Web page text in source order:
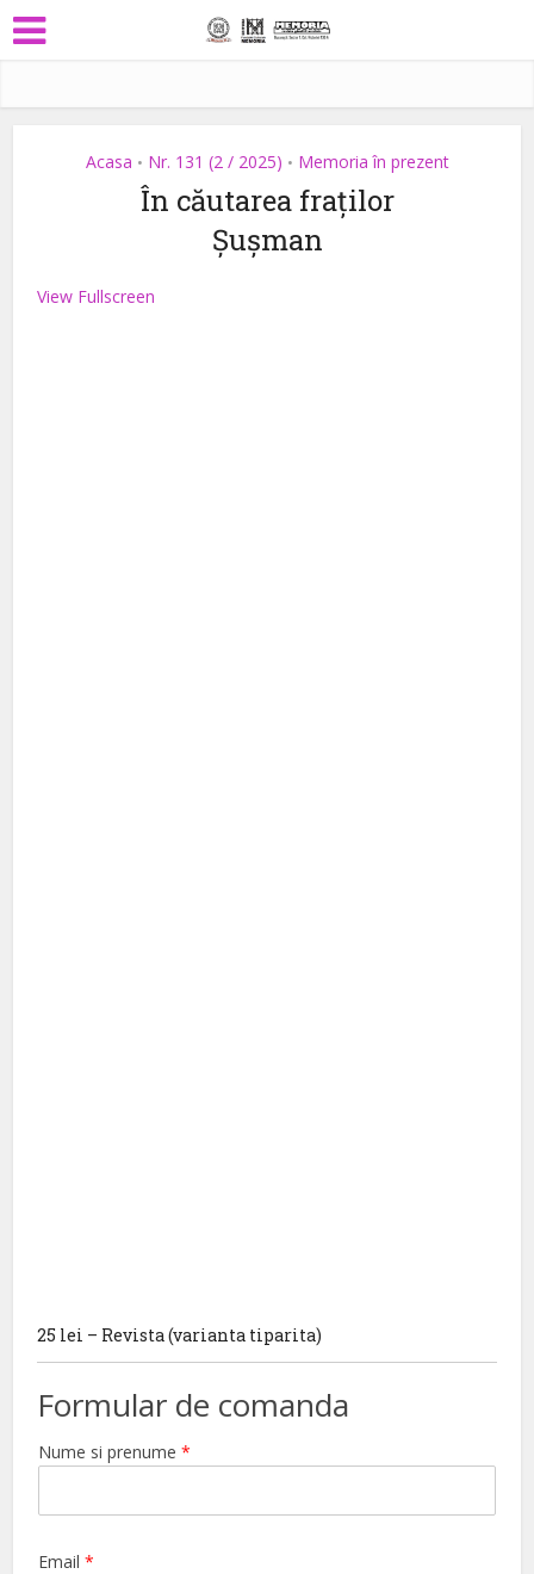
Acasa • Nr. 131 (2 / 2025) • Memoria în prezent
În căutarea fraților
Șușman
View Fullscreen
25 lei – Revista (varianta tiparita)
Formular de comanda
Nume si prenume*
Email*